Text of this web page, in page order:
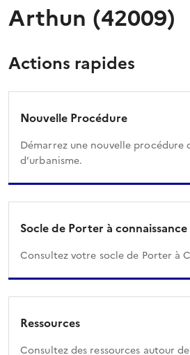
Arthun (42009)
Actions rapides
Nouvelle Procédure
Démarrez une nouvelle procédure
d’urbanisme.
Socle de Porter à connaissance
Consultez votre socle de Porter à
Ressources
Consultez des ressources autour